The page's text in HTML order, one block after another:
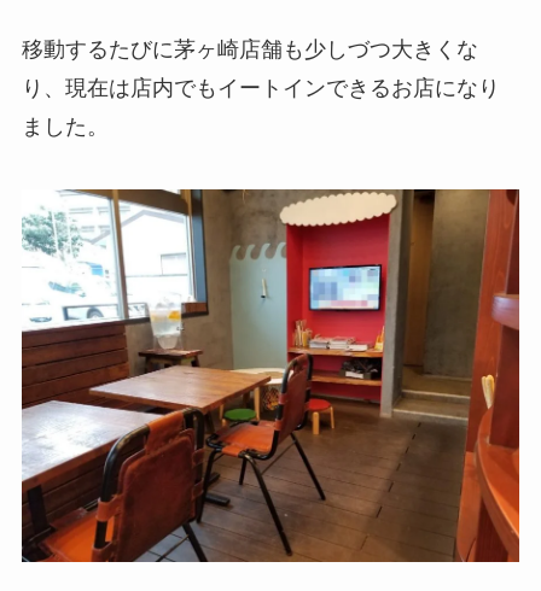
移動するたびに茅ヶ崎店舗も少しづつ大きくな
り、現在は店内でもイートインできるお店になり
ました。